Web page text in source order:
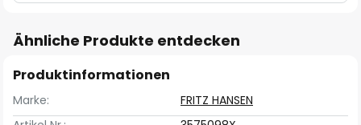
Ähnliche Produkte entdecken
Produktinformationen
Marke:
FRITZ HANSEN